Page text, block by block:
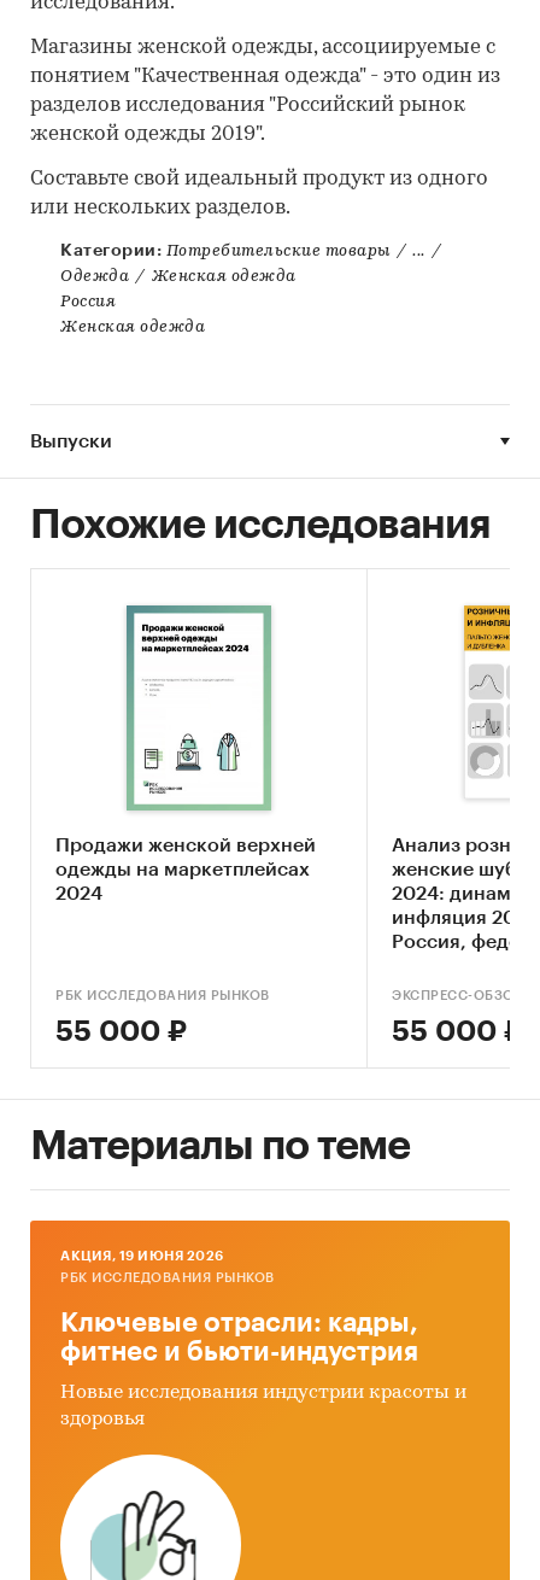
Магазины женской одежды, ассоциируемые с
понятием "Качественная одежда" - это один из
разделов исследования "Российский рынок
женской одежды 2019".
Составьте свой идеальный продукт из одного
или нескольких разделов.
Категории: Потребительские товары / ... /
Одежда / Женская одежда
Россия
Женская одежда
Выпуски
Похожие исследования
Продажи женской верхней
одежды на маркетплейсах
2024
РБК ИССЛЕДОВАНИЯ РЫНКОВ
55 000 ₽
Анализ
женские шубы,
2024:
инфляция
Россия,
ЭКСПРЕСС-ОБЗОР
55 000 ₽
Материалы по теме
AКЦИЯ, 19 ИЮНЯ 2026
РБК ИССЛЕДОВАНИЯ РЫНКОВ
Ключевые отрасли: кадры,
фитнес и бьюти-индустрия
Новые исследования индустрии красоты и
здоровья